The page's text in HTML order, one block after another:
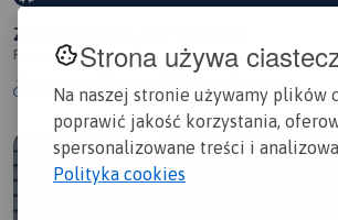
Strona używa
Na naszej stronie używamy plików
poprawić jakość korzystania,
spersonalizowane treści i
Polityka cookies
Zimowy wjazd na Przegibek
Polska, śląskie, Rycerka Górna
13,4 km